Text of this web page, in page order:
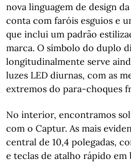
nova linguagem de design
conta com faróis esguios e
que inclui um padrão
marca. O símbolo do duplo
longitudinalmente serve
luzes LED diurnas, com as
extremos do para-choques
No interior, encontramos
com o Captur. As mais
central de 10,4 polegadas,
e teclas de atalho rápido em